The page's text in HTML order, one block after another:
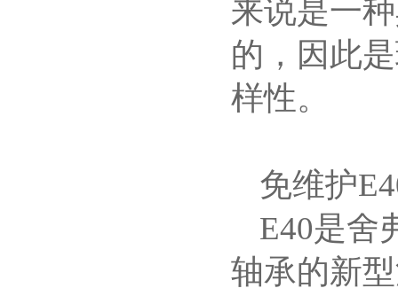
来说是一
的，因此
样性。
免维护
E40是舍
轴承的新